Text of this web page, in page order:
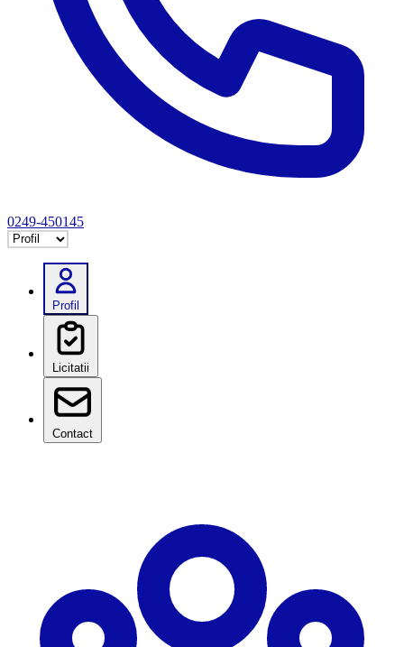
0249-450145
Selectează tab
Profil
Licitatii
Contact